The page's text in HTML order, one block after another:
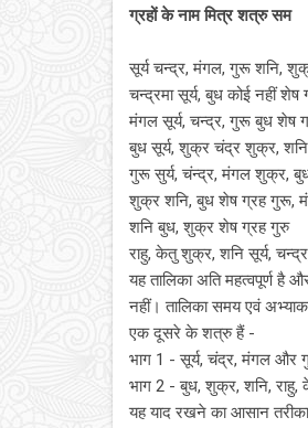
ग्रहों के नाम मित्र शत्रु सम
सूर्य चन्द्र, मंगल, गुरू शनि,
चन्द्रमा सूर्य, बुध कोई नहीं शेष
मंगल सूर्य, चन्द्र, गुरू बुध शेष
बुध सूर्य, शुक्र चंद्र शुक्र, शनि
गुरू सुर्य, चंन्‍द्र, मंगल शुक्र,
शुक्र शनि, बुध शेष ग्रह गुरू,
शनि बुध, शुक्र शेष ग्रह गुरु
राहु, केतु शुक्र, शनि सूर्य,
यह तालिका अति महत्वपूर्ण है
नहीं। तालिका समय एवं
एक दूसरे के शत्रु हैं -
भाग 1 - सूर्य, चंद्र, मंगल और
भाग 2 - बुध, शुक्र, शनि, राहु,
यह याद रखने का आसान तरीका